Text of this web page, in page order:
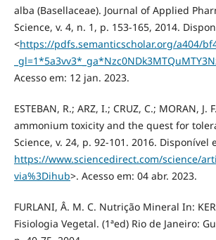
alba (Basellaceae). Journal of Applied
Science, v. 4, n. 1, p. 153-165, 2014.
<https://pdfs.semanticscholar.org/a404/
Acesso em: 12 jan. 2023.
ESTEBAN, R.; ARZ, I.; CRUZ, C.; MORAN,
ammonium toxicity and the quest for
Science, v. 24, p. 92-101. 2016. Disponível
https://www.sciencedirect.com/science/
via%3Dihub>. Acesso em: 04 abr. 2023.
FURLANI, Â. M. C. Nutrição Mineral In:
Fisiologia Vegetal. (1ªed) Rio de Janeiro: